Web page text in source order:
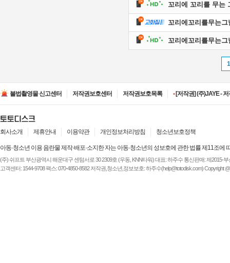
꼬리에 꼬리를 무는
꼬리에꼬리를무는
꼬리에꼬리를무는
1
불법촬영물 신고센터 저작권보호센터 저작권보호목록
•[저작권] (주)JAYE -
•[저작권] (주)디즈니엔
회사소개 제휴안내 이용약관 개인정보처리방침 청소년보호정책
아동·청소년 이용 음란물 제작·배포·소지한 자는 아동·청소년의 성보호에 관한 법률 제11조에
(주) 쉬프트 부산광역시 해운대구 센텀서로 30 2309호 (우동, KNN타워) 대표: 하주수 통신판매: 제2015-
고객센터: 1544-9708 팩스: 070-4850-8582 저작권,청소년,정보보호: 하주수(help@totodisk.com) Copyright